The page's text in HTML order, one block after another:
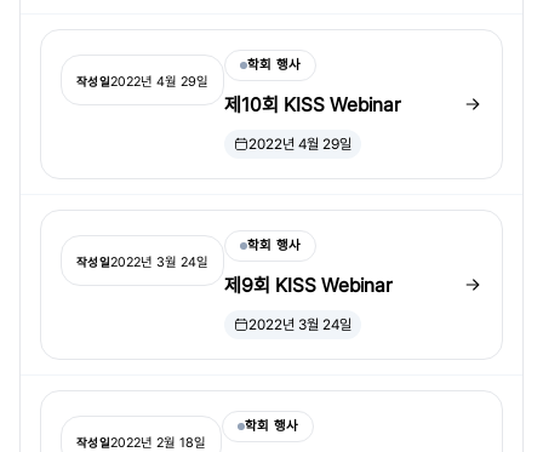
작성일2022년 4월 29일
학회 행사
제10회 KISS Webinar
2022년 4월 29일
작성일2022년 3월 24일
학회 행사
제9회 KISS Webinar
2022년 3월 24일
작성일2022년 2월 18일
학회 행사